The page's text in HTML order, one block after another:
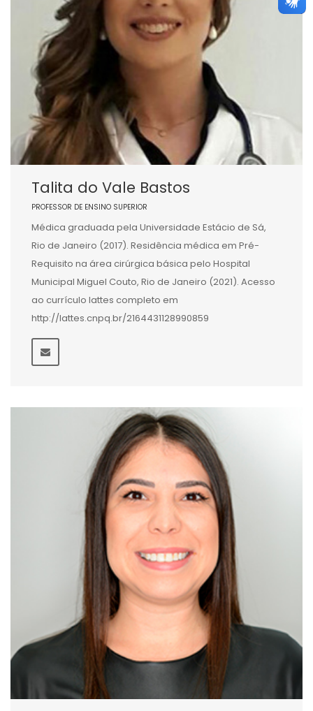
Talita do Vale Bastos
PROFESSOR DE ENSINO SUPERIOR
Médica graduada pela Universidade Estácio de Sá,
Rio de Janeiro (2017). Residência médica em Pré-
Requisito na área cirúrgica básica pelo Hospital
Municipal Miguel Couto, Rio de Janeiro (2021). Acesso
ao currículo lattes completo em
http://lattes.cnpq.br/2164431128990859